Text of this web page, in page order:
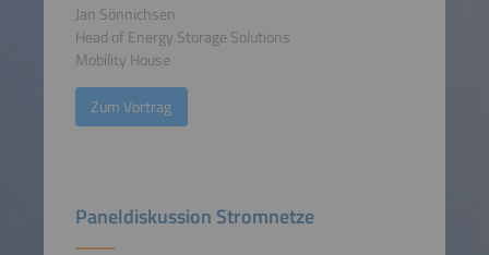
Jan Sönnichsen
Head of Energy Storage Solutions
Mobility House
Zum Vortrag
Paneldiskussion Stromnetze